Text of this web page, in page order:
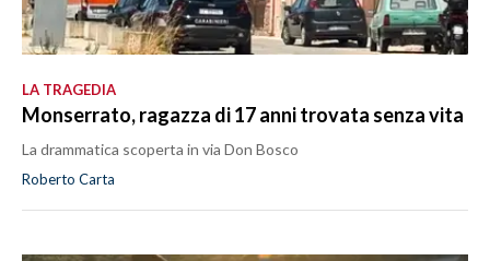
LA TRAGEDIA
Monserrato, ragazza di 17 anni trovata senza vita
La drammatica scoperta in via Don Bosco
Roberto Carta